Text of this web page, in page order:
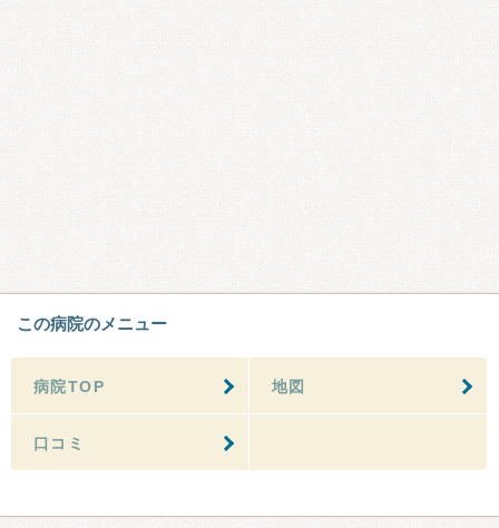
この病院のメニュー
病院TOP 地図
口コミ